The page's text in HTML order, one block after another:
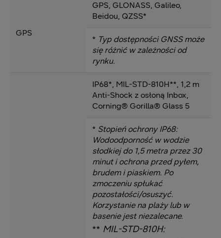
GPS
GPS, GLONASS, Galileo,
Beidou, QZSS*
* Typ dostępności GNSS może
się różnić w zależności od
rynku.
IP68*, MIL-STD-810H**, 1,2 m
Anti-Shock z osłoną Inbox,
Corning® Gorilla® Glass 5
* Stopień ochrony IP68:
Wodoodporność w wodzie
słodkiej do 1,5 metra przez 30
minut i ochrona przed pyłem,
brudem i piaskiem. Po
zmoczeniu spłukać
pozostałości/osuszyć.
Korzystanie na plaży lub w
basenie jest niezalecane.
** MIL-STD-810H: